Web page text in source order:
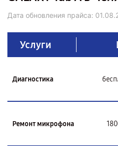
Дата обновления прайса:
Услуги
Диагностика
Ремонт микрофона